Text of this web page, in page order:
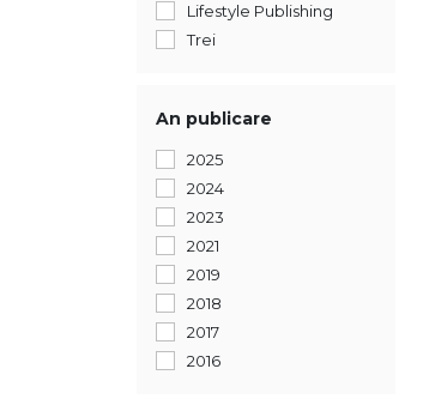
Lifestyle Publishing
Trei
An publicare
2025
2024
2023
2021
2019
2018
2017
2016